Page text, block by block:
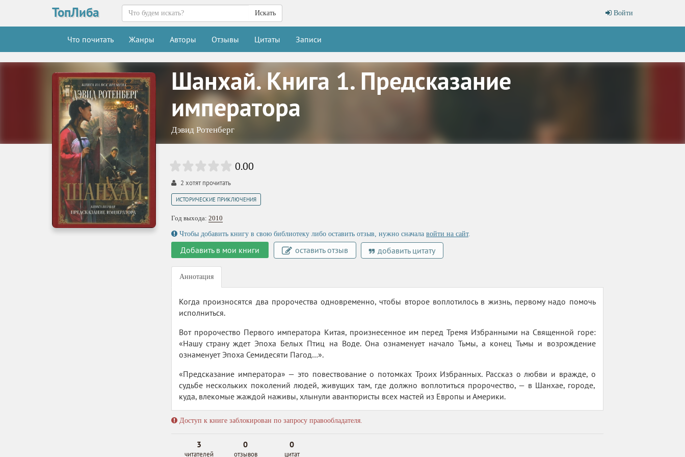
ТопЛиба Войти
Искать
Что почитать Жанры Авторы Отзывы Цитаты Записи
Шанхай. Книга 1. Предсказание
императора
Дэвид Ротенберг
0.00
2 хотят прочитать
ИСТОРИЧЕСКИЕ ПРИКЛЮЧЕНИЯ
Год выхода: 2010
Чтобы добавить книгу в свою библиотеку либо оставить отзыв, нужно сначала войти на сайт.
Добавить в мои книги оставить отзыв добавить цитату
Аннотация
Когда произносятся два пророчества одновременно, чтобы второе воплотилось в жизнь, первому надо помочь
исполниться.
Вот пророчество Первого императора Китая, произнесенное им перед Тремя Избранными на Священной горе:
«Нашу страну ждет Эпоха Белых Птиц на Воде. Она ознаменует начало Тьмы, а конец Тьмы и возрождение
ознаменует Эпоха Семидесяти Пагод…».
«Предсказание императора» — это повествование о потомках Троих Избранных. Рассказ о любви и вражде, о
судьбе нескольких поколений людей, живущих там, где должно воплотиться пророчество, — в Шанхае, городе,
куда, влекомые жаждой наживы, хлынули авантюристы всех мастей из Европы и Америки.
Доступ к книге заблокирован по запросу правообладателя.
3
читателей
0
отзывов
0
цитат